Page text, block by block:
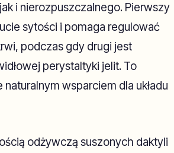
i nierozpuszczalnego. Pierwszy
sytości i pomaga regulować
podczas gdy drugi jest
perystaltyki jelit. To
naturalnym wsparciem dla układu
odżywczą suszonych daktyli